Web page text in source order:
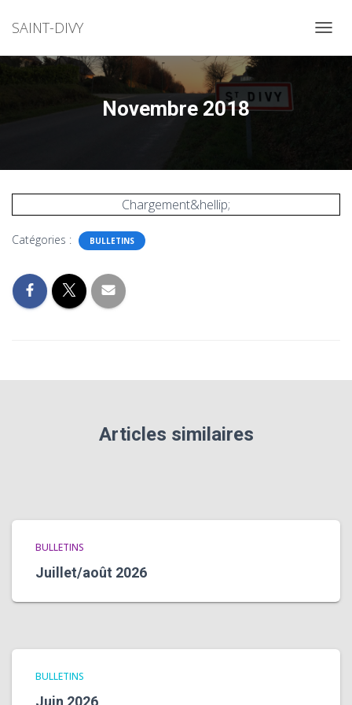
SAINT-DIVY
Novembre 2018
Chargement&hellip;
Catégories : BULLETINS
Articles similaires
BULLETINS
Juillet/août 2026
BULLETINS
Juin 2026